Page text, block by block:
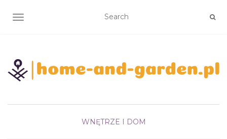
TOGGLE NAVIGATION
WNĘTRZE I DOM